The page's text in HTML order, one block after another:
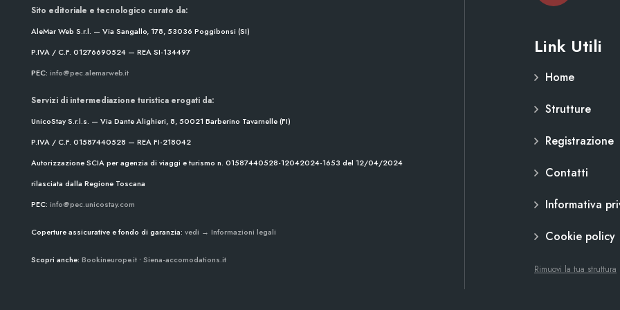
Sito editoriale e tecnologico curato da:
AleMar Web S.r.l. — Via Sangallo, 178, 53036 Poggibonsi (SI)
P.IVA / C.F. 01276690524 — REA SI-134497
PEC: info@pec.alemarweb.it
Servizi di intermediazione turistica erogati da:
UnicoStay S.r.l.s. — Via Dante Alighieri, 8, 50021 Barberino Tavarnelle (FI)
P.IVA / C.F. 01587440528 — REA FI-218042
Autorizzazione SCIA per agenzia di viaggi e turismo n. 01587440528-12042024-1653 del 12/04/2024
rilasciata dalla Regione Toscana
PEC: info@pec.unicostay.com
Coperture assicurative e fondo di garanzia: vedi → Informazioni legali
Scopri anche: Bookineurope.it • Siena-accomodations.it
Link Utili
Home
Strutture
Registrazione
Contatti
Informativa
Cookie policy
Rimuovi la tua struttura